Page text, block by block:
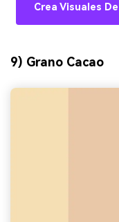
Crea Visuales
9) Grano Cacao